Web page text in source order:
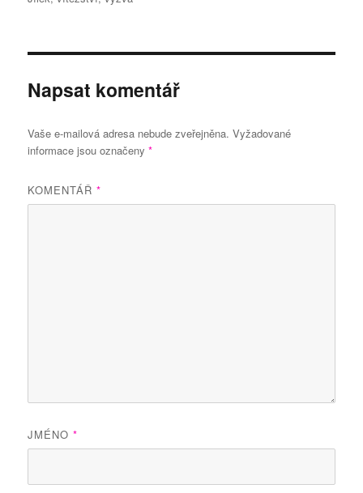
Napsat komentář
Vaše e-mailová adresa nebude zveřejněna. Vyžadované
informace jsou označeny*
KOMENTÁŘ*
JMÉNO*